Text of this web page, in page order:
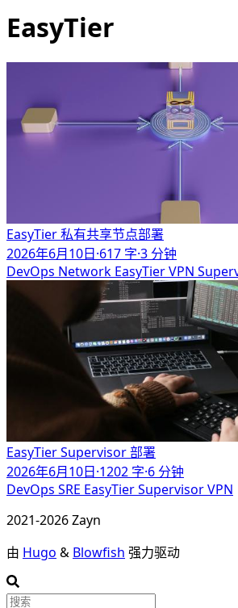
EasyTier
EasyTier 私有共享节点部署
2026年6月10日·617 字·3 分钟
DevOps Network EasyTierVPN
EasyTier Supervisor 部署
2026年6月10日·1202 字·6 分钟
DevOps SRE EasyTierSupervisorVPN
2021-2026 Zayn
由 Hugo & Blowfish 强力驱动